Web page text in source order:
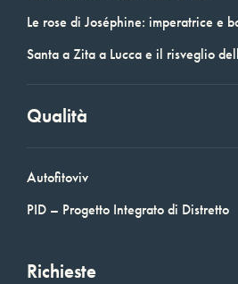
Le rose di Joséphine: imperatrice e
Santa a Zita a Lucca e il risveglio
Qualità
Autofitoviv
PID – Progetto Integrato di Distretto
Richieste